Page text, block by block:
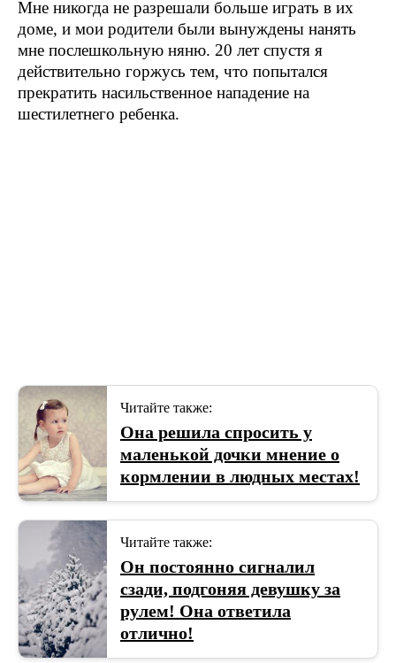
Мне никогда не разрешали больше играть в их
доме, и мои родители были вынуждены нанять
мне послешкольную няню. 20 лет спустя я
действительно горжусь тем, что попытался
прекратить насильственное нападение на
шестилетнего ребенка.
Читайте также:
Она решила спросить у
маленькой дочки мнение о
кормлении в людных местах!
Читайте также:
Он постоянно сигналил
сзади, подгоняя девушку за
рулем! Она ответила
отлично!